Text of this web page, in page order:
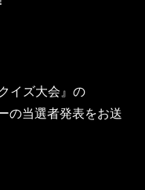
イズ大会』の
の当選者発表をお送